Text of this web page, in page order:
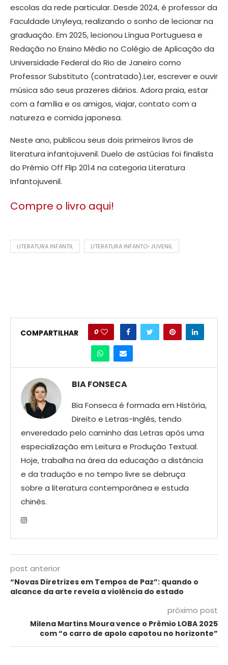
escolas da rede particular. Desde 2024, é professor da
Faculdade Unyleya, realizando o sonho de lecionar na
graduação. Em 2025, lecionou Língua Portuguesa e
Redação no Ensino Médio no Colégio de Aplicação da
Universidade Federal do Rio de Janeiro como
Professor Substituto (contratado).Ler, escrever e ouvir
música são seus prazeres diários. Adora praia, estar
com a família e os amigos, viajar, contato com a
natureza e comida japonesa.
Neste ano, publicou seus dois primeiros livros de
literatura infantojuvenil. Duelo de astúcias foi finalista
do Prêmio Off Flip 2014 na categoria Literatura
Infantojuvenil.
Compre o livro aqui!
LITERATURA INFANTIL LITERATURA INFANTO-JUVENIL
COMPARTILHAR 0
BIA FONSECA
Bia Fonseca é formada em História,
Direito e Letras-Inglês, tendo
enveredado pelo caminho das Letras após uma
especialização em Leitura e Produção Textual.
Hoje, trabalha na área da educação a distância
e da tradução e no tempo livre se debruça
sobre a literatura contemporânea e estuda
chinês.
post anterior
“Novas Diretrizes em Tempos de Paz”: quando o
alcance da arte revela a violência do estado
próximo post
Milena Martins Moura vence o Prêmio LOBA 2025
com “o carro de apolo capotou no horizonte”